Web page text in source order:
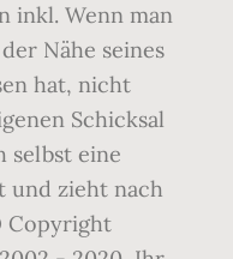
inkl. Wenn man
Nähe seines
hat, nicht
Schicksal
selbst eine
und zieht nach
Copyright